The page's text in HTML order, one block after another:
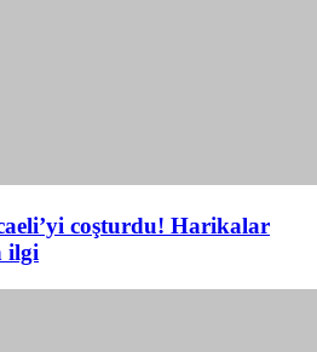
coşturdu! Harikalar
ilgi